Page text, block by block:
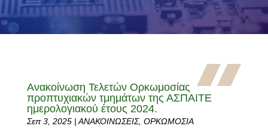
Ανακοίνωση Τελετών Ορκωμοσίας
προπτυχιακών τμημάτων της ΑΣΠΑΙΤΕ
ημερολογιακού έτους 2024.
Σεπ 3, 2025| ΑΝΑΚΟΙΝΩΣΕΙΣ, ΟΡΚΩΜΟΣΙΑ